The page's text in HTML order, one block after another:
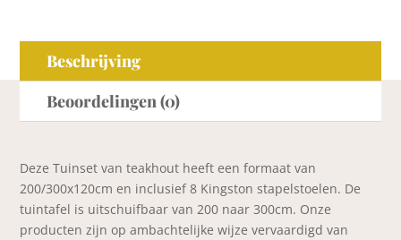
Beschrijving
Beoordelingen (0)
Deze Tuinset van teakhout heeft een formaat van
200/300x120cm en inclusief 8 Kingston stapelstoelen. De
tuintafel is uitschuifbaar van 200 naar 300cm. Onze
producten zijn op ambachtelijke wijze vervaardigd van